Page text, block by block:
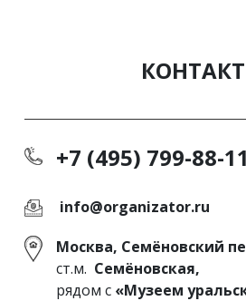
+7 (495) 799-88-11
info@organizator.ru
Москва, Семёновский
ст.м. Семёновская,
рядом с «Музеем